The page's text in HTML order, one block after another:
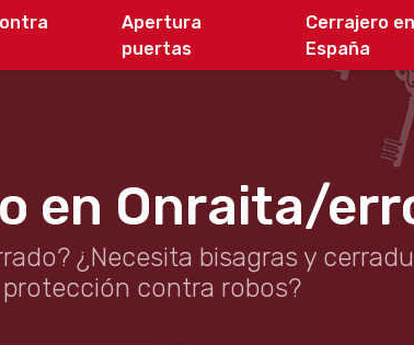
Apertura
puertas
Cerrajero en
España
en Onraita/
¿Necesita bisagras y
protección contra robos?